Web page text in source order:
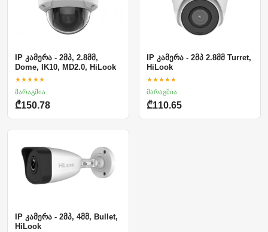
IP კამერა - 2მპ, 2.8მმ,
Dome, IK10, MD2.0, HiLook
★★★★★
მარაგშია
₾150.78
IP კამერა - 2მპ 2.8მმ Turret,
HiLook
★★★★★
მარაგშია
₾110.65
IP კამერა - 2მპ, 4მმ, Bullet,
HiLook